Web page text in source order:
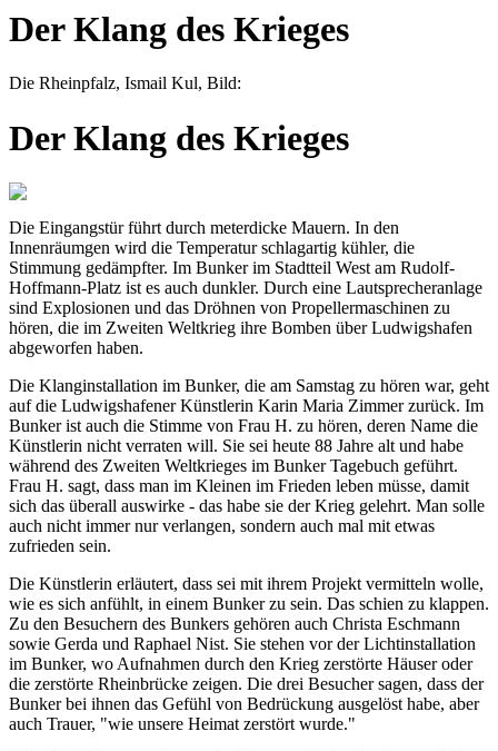
Der Klang des Krieges
Die Rheinpfalz, Ismail Kul, Bild:
Der Klang des Krieges
Die Eingangstür führt durch meterdicke Mauern. In den
Innenräumgen wird die Temperatur schlagartig kühler, die
Stimmung gedämpfter. Im Bunker im Stadtteil West am Rudolf-
Hoffmann-Platz ist es auch dunkler. Durch eine Lautsprecheranlage
sind Explosionen und das Dröhnen von Propellermaschinen zu
hören, die im Zweiten Weltkrieg ihre Bomben über Ludwigshafen
abgeworfen haben.
Die Klanginstallation im Bunker, die am Samstag zu hören war, geht
auf die Ludwigshafener Künstlerin Karin Maria Zimmer zurück. Im
Bunker ist auch die Stimme von Frau H. zu hören, deren Name die
Künstlerin nicht verraten will. Sie sei heute 88 Jahre alt und habe
während des Zweiten Weltkrieges im Bunker Tagebuch geführt.
Frau H. sagt, dass man im Kleinen im Frieden leben müsse, damit
sich das überall auswirke - das habe sie der Krieg gelehrt. Man solle
auch nicht immer nur verlangen, sondern auch mal mit etwas
zufrieden sein.
Die Künstlerin erläutert, dass sei mit ihrem Projekt vermitteln wolle,
wie es sich anfühlt, in einem Bunker zu sein. Das schien zu klappen.
Zu den Besuchern des Bunkers gehören auch Christa Eschmann
sowie Gerda und Raphael Nist. Sie stehen vor der Lichtinstallation
im Bunker, wo Aufnahmen durch den Krieg zerstörte Häuser oder
die zerstörte Rheinbrücke zeigen. Die drei Besucher sagen, dass der
Bunker bei ihnen das Gefühl von Bedrückung ausgelöst habe, aber
auch Trauer, "wie unsere Heimat zerstört wurde."